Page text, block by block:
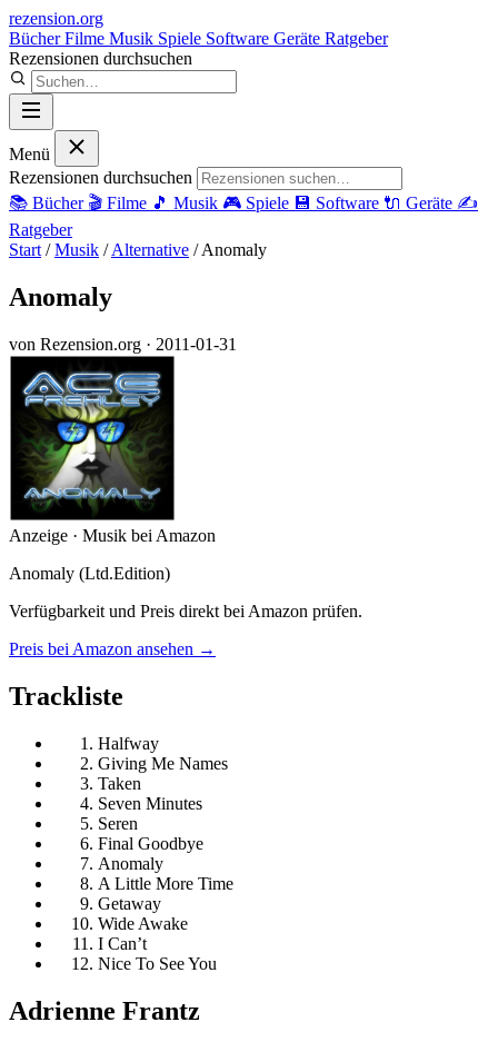
rezension.org
BücherFilme Musik Spiele Software Geräte Ratgeber
Rezensionen durchsuchen
Menü
Rezensionen durchsuchen
📚 Bücher 🎬 Filme 🎵 Musik 🎮 Spiele 💾 Software 🔌 Geräte ✍️
Ratgeber
Start / Musik / Alternative / Anomaly
Anomaly
von Rezension.org · 2011-01-31
Anzeige · Musik bei Amazon
Anomaly (Ltd.Edition)
Verfügbarkeit und Preis direkt bei Amazon prüfen.
Preis bei Amazon ansehen →
Trackliste
Halfway
Giving Me Names
Taken
Seven Minutes
Seren
Final Goodbye
Anomaly
A Little More Time
Getaway
Wide Awake
I Can’t
Nice To See You
Adrienne Frantz